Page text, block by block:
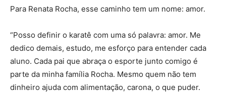
Para Renata Rocha, esse caminho tem um nome: amor.
“Posso definir o karatê com uma só palavra: amor. Me
dedico demais, estudo, me esforço para entender cada
aluno. Cada pai que abraça o esporte junto comigo é
parte da minha família Rocha. Mesmo quem não tem
dinheiro ajuda com alimentação, carona, o que puder.